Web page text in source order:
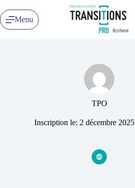
Menu
TPO
Inscription le: 2 décembre 2025